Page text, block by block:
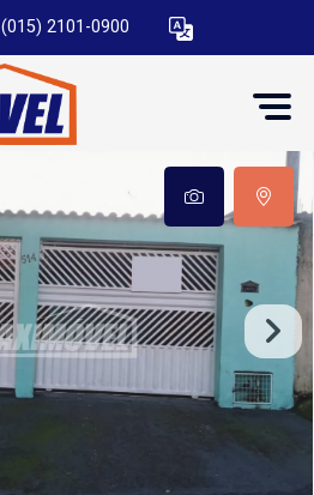
(015) 2101-0900